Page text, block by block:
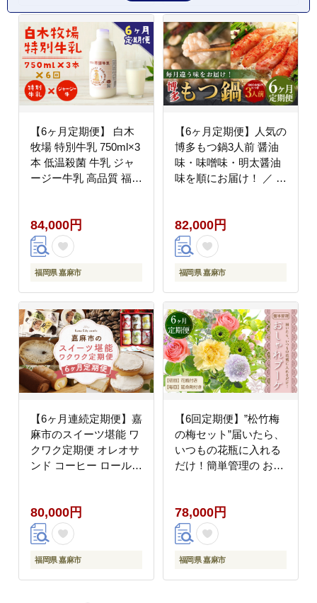
【6ヶ月定期便】 白木
牧場 特別牛乳 750ml×3
本 低温殺菌 牛乳 ジャ
ージー牛乳 高品質 福岡
84,000円
福岡県 嘉麻市
【6ヶ月定期便】人気の
博多もつ鍋3人前 醤油
味・味噌味・明太醤油
味を順にお届け！ ／ モ
82,000円
福岡県 嘉麻市
【6ヶ月連続定期便】嘉
麻市のスイーツ堪能 ワ
クワク定期便 オレオサ
ンド コーヒー ロールケ
回 福岡県 嘉麻市
80,000円
福岡県 嘉麻市
【6回定期便】”松竹梅
の梅セット”届いたら、
いつもの花瓶に入れる
だけ！簡単管理の おし
き！！ 花 生花 花束
78,000円
福岡県 嘉麻市